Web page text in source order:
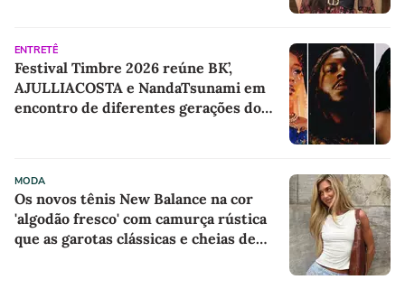
ENTRETÊ
Festival Timbre 2026 reúne BK’,
AJULLIACOSTA e NandaTsunami em
encontro de diferentes gerações do
MODA
Os novos tênis New Balance na cor
'algodão fresco' com camurça rústica
que as garotas clássicas e cheias de